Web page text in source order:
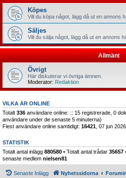
Köpes
Vill du köpa något, lägg då ut en annons
Säljes
Vill du sälja något, lägg då ut en annons
Allmänt
Övrigt
Här diskuterar vi övriga ämnen.
Moderator: Redaktion
VILKA ÄR ONLINE
Totalt 336 användare online: :: 15 registrerade, 0
användare under de senaste 5 minuterna)
Flest användare online samtidigt: 16421 , 07 jun
STATISTIK
Totalt antal inlägg 880580 • Totalt antal trådar 35657
senaste medlem nielsen81
Senaste Inlägg Nyhetssidorna